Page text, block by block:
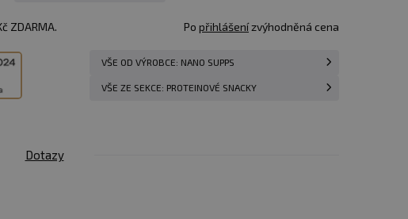
ZDARMA. Po přihlášenízvýhodněná cena
VŠE OD VÝROBCE: NANO SUPPS
VŠE ZE SEKCE: PROTEINOVÉ SNACKY
Dotazy